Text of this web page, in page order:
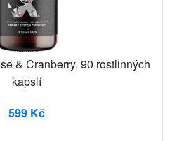
& Cranberry, 90 rostlinných
kapslí
599 Kč